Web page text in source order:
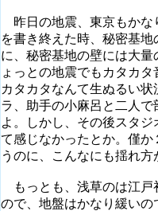
昨日の地震、東京もかな
を書き終えた時、秘密基
に、秘密基地の壁には大
ょっとの地震でもカタカ
カタカタなんて生ぬるい
ラ、助手の小麻呂と二人
よ。しかし、その後スタ
て感じなかったとか。僅
うのに、こんなにも揺れ
もっとも、浅草のは江戸
ので、地盤はかなり緩い